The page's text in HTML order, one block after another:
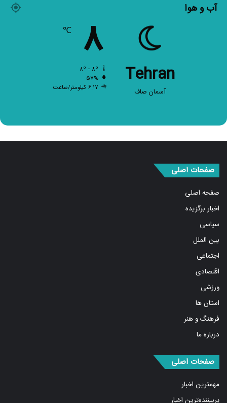
آب و هوا
Tehran
آسمان صاف
۸ ℃
۵۷%
۶.۱۷ کیلومتر/ساعت
صفحات اصلی
صفحه اصلی
اخبار برگزیده
سیاسی
بین الملل
اجتماعی
اقتصادی
ورزشی
استان ها
فرهنگ و هنر
درباره ما
صفحات اصلی
مهمترین اخبار
پربیننده‌ترین اخبار